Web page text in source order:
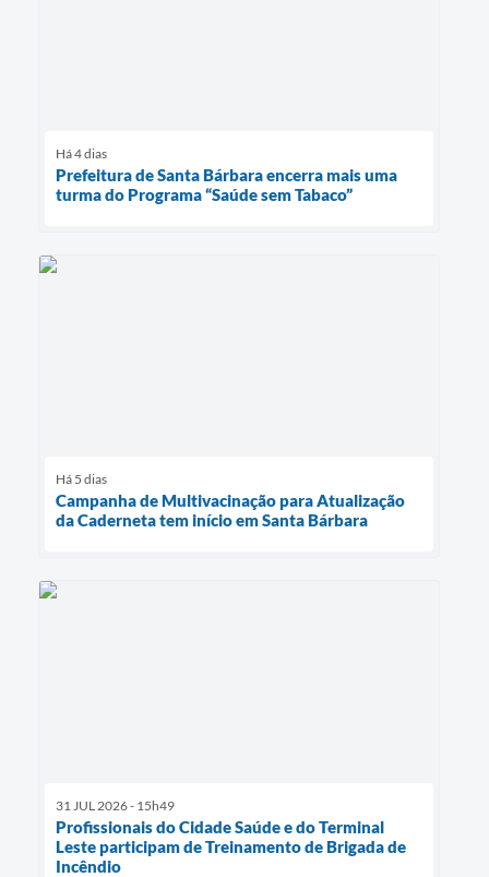
Há 4 dias
Prefeitura de Santa Bárbara encerra mais uma
turma do Programa “Saúde sem Tabaco”
Há 5 dias
Campanha de Multivacinação para Atualização
da Caderneta tem início em Santa Bárbara
31 JUL 2026 - 15h49
Profissionais do Cidade Saúde e do Terminal
Leste participam de Treinamento de Brigada de
Incêndio